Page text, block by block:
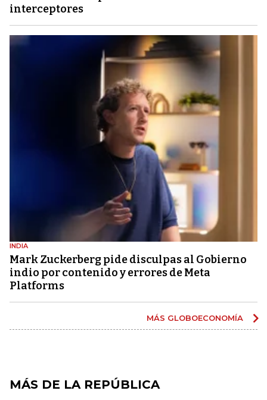
interceptores
INDIA
Mark Zuckerberg pide disculpas al Gobierno
indio por contenido y errores de Meta
Platforms
MÁS GLOBOECONOMÍA
MÁS DE LA REPÚBLICA